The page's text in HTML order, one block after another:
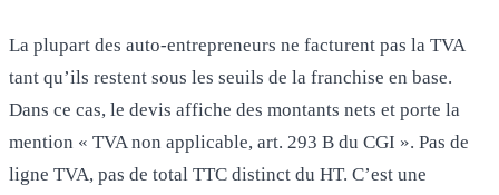
La plupart des auto-entrepreneurs ne facturent pas la TVA
tant qu’ils restent sous les seuils de la franchise en base.
Dans ce cas, le devis affiche des montants nets et porte la
mention « TVA non applicable, art. 293 B du CGI ». Pas de
ligne TVA, pas de total TTC distinct du HT. C’est une